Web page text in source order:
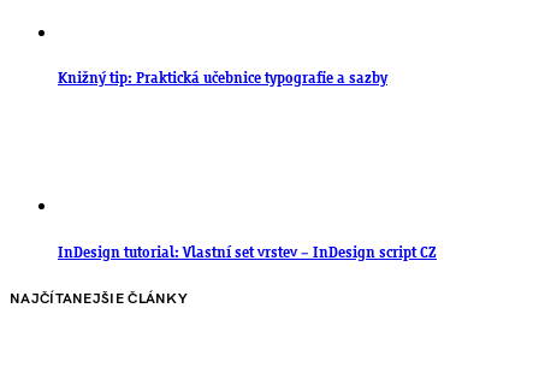
Knižný tip: Praktická učebnice typografie a sazby
InDesign tutorial: Vlastní set vrstev – InDesign script CZ
NAJČÍTANEJŠIE ČLÁNKY